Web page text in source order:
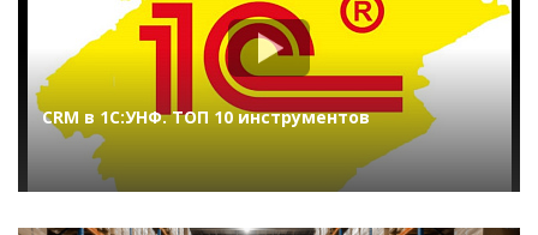
CRM в 1С:УНФ. ТОП 10 инструментов